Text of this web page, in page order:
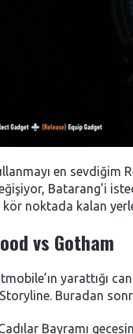
en sevdiğim
Batarang’i
kör noktada kalan
vs Gotham
yarattığı can
Buradan
Bayramı